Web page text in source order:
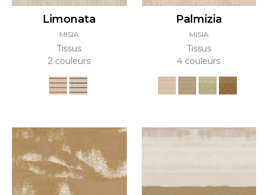
Limonata
MISIA
Tissus
2 couleurs
Palmizia
MISIA
Tissus
4 couleurs